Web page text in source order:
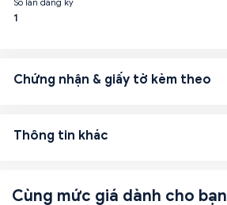
Số lần đăng ký
1
Chứng nhận & giấy tờ kèm theo
Thông tin khác
Cùng mức giá dành cho bạn